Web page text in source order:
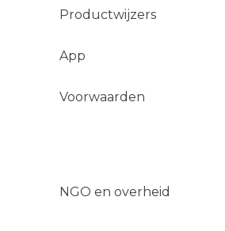
Productwijzers
App
Voorwaarden
NGO en overheid